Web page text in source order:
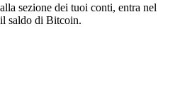
sezione dei tuoi conti, entra nel
saldo di Bitcoin.